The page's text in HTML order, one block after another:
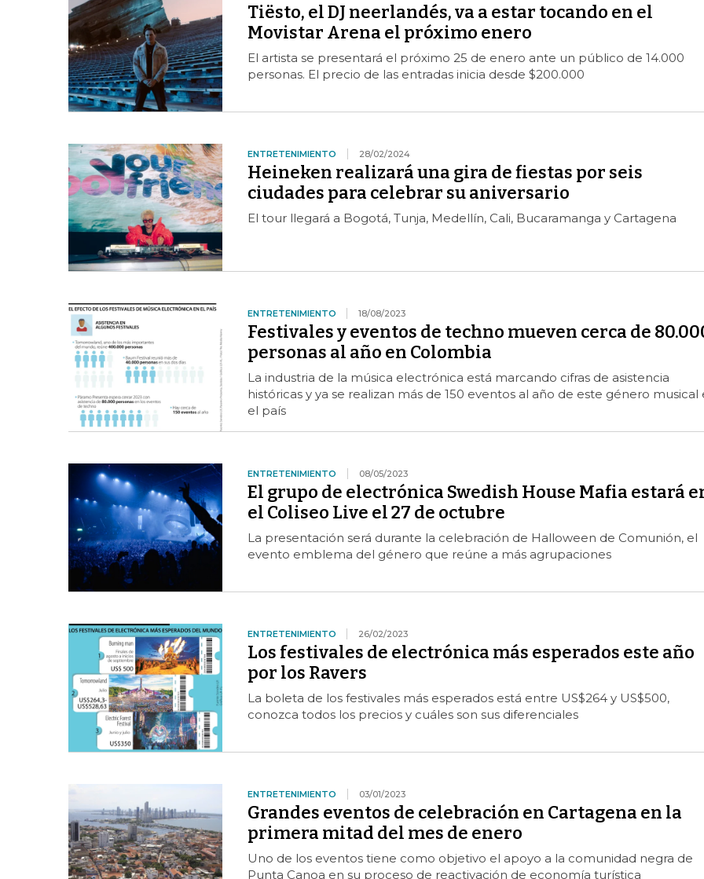
Tiësto, el DJ neerlandés, va a estar tocando en el
Movistar Arena el próximo enero
El artista se presentará el próximo 25 de enero ante un público de 14.000
personas. El precio de las entradas inicia desde $200.000
ENTRETENIMIENTO 28/02/2024
Heineken realizará una gira de fiestas por seis
ciudades para celebrar su aniversario
El tour llegará a Bogotá, Tunja, Medellín, Cali, Bucaramanga y Cartagena
ENTRETENIMIENTO 18/08/2023
Festivales y eventos de techno mueven cerca de
personas al año en Colombia
La industria de la música electrónica está marcando cifras de asistencia
históricas y ya se realizan más de 150 eventos al año de este género musical
el país
ENTRETENIMIENTO 08/05/2023
El grupo de electrónica Swedish House Mafia estará
el Coliseo Live el 27 de octubre
La presentación será durante la celebración de Halloween de Comunión, el
evento emblema del género que reúne a más agrupaciones
ENTRETENIMIENTO 26/02/2023
Los festivales de electrónica más esperados este año
por los Ravers
La boleta de los festivales más esperados está entre US$264 y US$500,
conozca todos los precios y cuáles son sus diferenciales
ENTRETENIMIENTO 03/01/2023
Grandes eventos de celebración en Cartagena en la
primera mitad del mes de enero
Uno de los eventos tiene como objetivo el apoyo a la comunidad negra de
Punta Canoa en su proceso de reactivación de economía turística